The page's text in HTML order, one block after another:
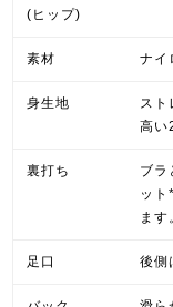
(ヒップ)
素材 ナイ
身生地
スト
高い
裏打ち
ブラ
ッ
ます
足口 後側